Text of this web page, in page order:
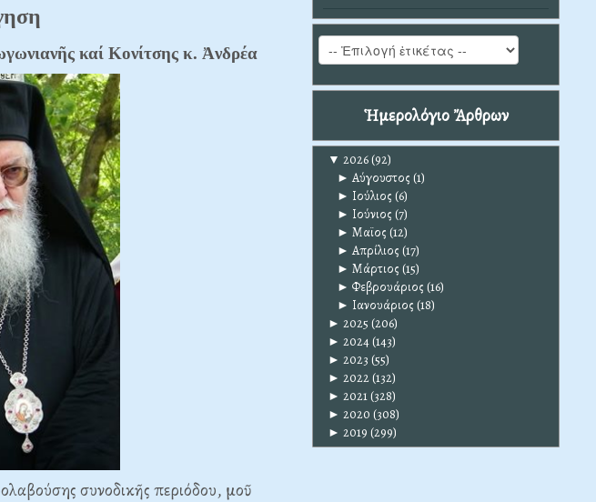
καί Κονίτσης κ. Ἀνδρέα
συνοδικῆς περιόδου, μοῦ
Ἡμερολόγιο Ἄρθρων
▼ 2026(92)
► Αύγουστος (1)
► Ιούλιος (6)
► Ιούνιος (7)
► Μαϊος (12)
► Απρίλιος (17)
► Μάρτιος (15)
► Φεβρουάριος (16)
► Ιανουάριος (18)
► 2025 (206)
► 2024(143)
► 2023 (55)
► 2022(132)
► 2021(328)
► 2020 (308)
► 2019 (299)